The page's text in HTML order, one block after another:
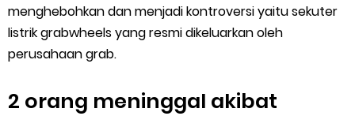
menghebohkan dan menjadi kontroversi yaitu sekuter
listrik grabwheels yang resmi dikeluarkan oleh
perusahaan grab.
2 orang meninggal akibat